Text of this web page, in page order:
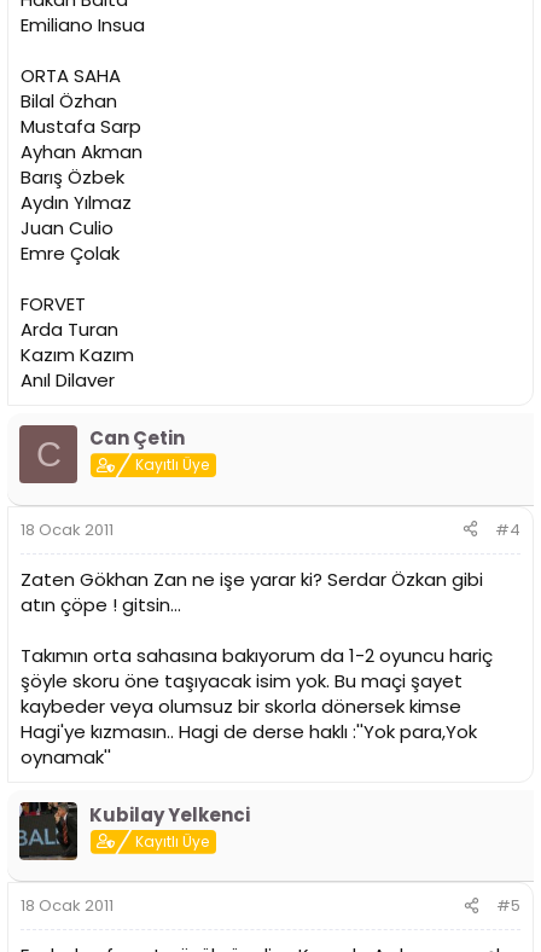
Emiliano Insua
ORTA SAHA
Bilal Özhan
Mustafa Sarp
Ayhan Akman
Barış Özbek
Aydın Yılmaz
Juan Culio
Emre Çolak
FORVET
Arda Turan
Kazım Kazım
Anıl Dilaver
C Can Çetin
Kayıtlı Üye
18 Ocak 2011 #4
Zaten Gökhan Zan ne işe yarar ki? Serdar Özkan gibi
atın çöpe ! gitsin...
Takımın orta sahasına bakıyorum da 1-2 oyuncu hariç
şöyle skoru öne taşıyacak isim yok. Bu maçi şayet
kaybeder veya olumsuz bir skorla dönersek kimse
Hagi'ye kızmasın.. Hagi de derse haklı :''Yok para,Yok
oynamak''
Kubilay Yelkenci
Kayıtlı Üye
18 Ocak 2011 #5